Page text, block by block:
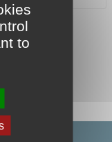
to